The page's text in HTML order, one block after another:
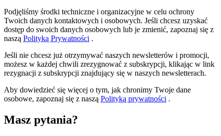
Podjęliśmy środki techniczne i organizacyjne w celu ochrony
Twoich danych kontaktowych i osobowych. Jeśli chcesz uzyskać
dostęp do swoich danych osobowych lub je zmienić, zapoznaj się z
naszą Polityką Prywatności .
Jeśli nie chcesz już otrzymywać naszych newsletterów i promocji,
możesz w każdej chwili zrezygnować z subskrypcji, klikając w link
rezygnacji z subskrypcji znajdujący się w naszych newsletterach.
Aby dowiedzieć się więcej o tym, jak chronimy Twoje dane
osobowe, zapoznaj się z naszą Polityką prywatności .
Masz pytania?